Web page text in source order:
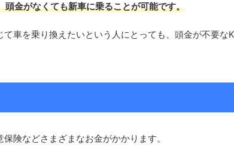
金がなくても新車に乗ることが可能です。
車を乗り換えたいという人にとっても、頭金が不要な
険などさまざまなお金がかかります。